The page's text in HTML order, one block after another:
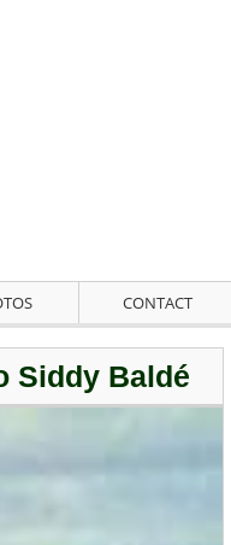
CONTACT
Siddy Baldé